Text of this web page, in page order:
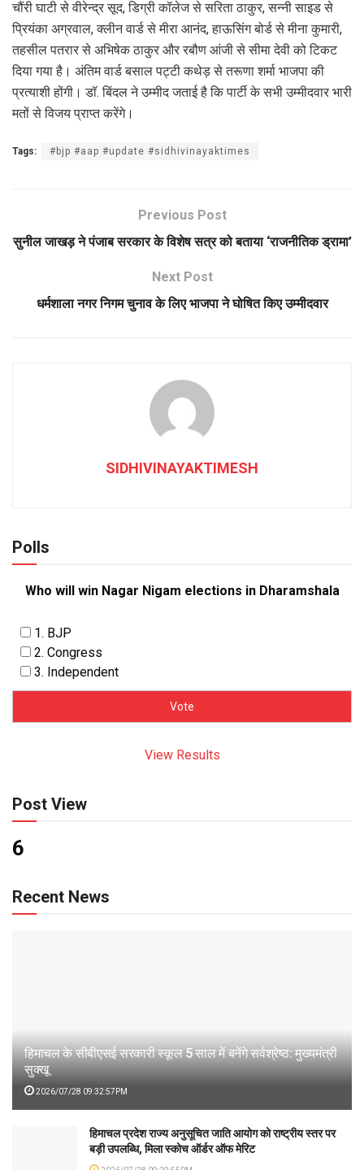
चौंरी घाटी से वीरेन्द्र सूद, डिग्री कॉलेज से सरिता ठाकुर, सन्नी साइड से
प्रियंका अग्रवाल, क्लीन वार्ड से मीरा आनंद, हाऊसिंग बोर्ड से मीना कुमारी,
तहसील पतरार से अभिषेक ठाकुर और रबौण आंजी से सीमा देवी को टिकट
दिया गया है। अंतिम वार्ड बसाल पट्टी कथेड़ से तरूणा शर्मा भाजपा की
प्रत्याशी होंगी। डॉ. बिंदल ने उम्मीद जताई है कि पार्टी के सभी उम्मीदवार भारी
मतों से विजय प्राप्त करेंगे।
Tags: #bjp #aap #update #sidhivinayaktimes
Previous Post
सुनील जाखड़ ने पंजाब सरकार के विशेष सत्र को बताया ‘राजनीतिक ड्रामा’
Next Post
धर्मशाला नगर निगम चुनाव के लिए भाजपा ने घोषित किए उम्मीदवार
SIDHIVINAYAKTIMESH
Polls
Who will win Nagar Nigam elections in Dharamshala
1. BJP
2. Congress
3. Independent
View Results
Post View
6
Recent News
हिमाचल के सीबीएसई सरकारी स्कूल 5 साल में बनेंगे सर्वश्रेष्ठ: मुख्यमंत्री
सुक्खू
2026/07/28 09:32:57PM
हिमाचल प्रदेश राज्य अनुसूचित जाति आयोग को राष्ट्रीय स्तर पर
बड़ी उपलब्धि, मिला स्कोच ऑर्डर ऑफ मेरिट